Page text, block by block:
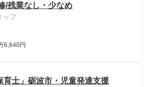
/残業なし・少なめ
ッフ
6,640円
育士」砺波市・児童発達支援